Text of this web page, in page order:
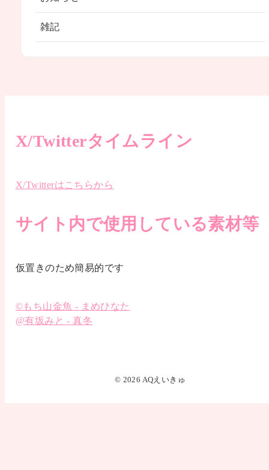
雑記
X/Twitterタイムライン
X/Twitterはこちらから
サイト内で使用している素材等
仮置きのため簡易的です
©もち山金魚 - まめひなた
@有坂みと - 真冬
© 2026 AQえいきゅ